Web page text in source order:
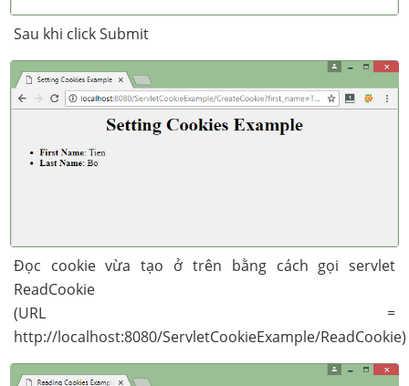
Sau khi click Submit
Đọc cookie vừa tạo ở trên bằng cách gọi servlet
ReadCookie
(URL =
http://localhost:8080/ServletCookieExample/ReadCookie)